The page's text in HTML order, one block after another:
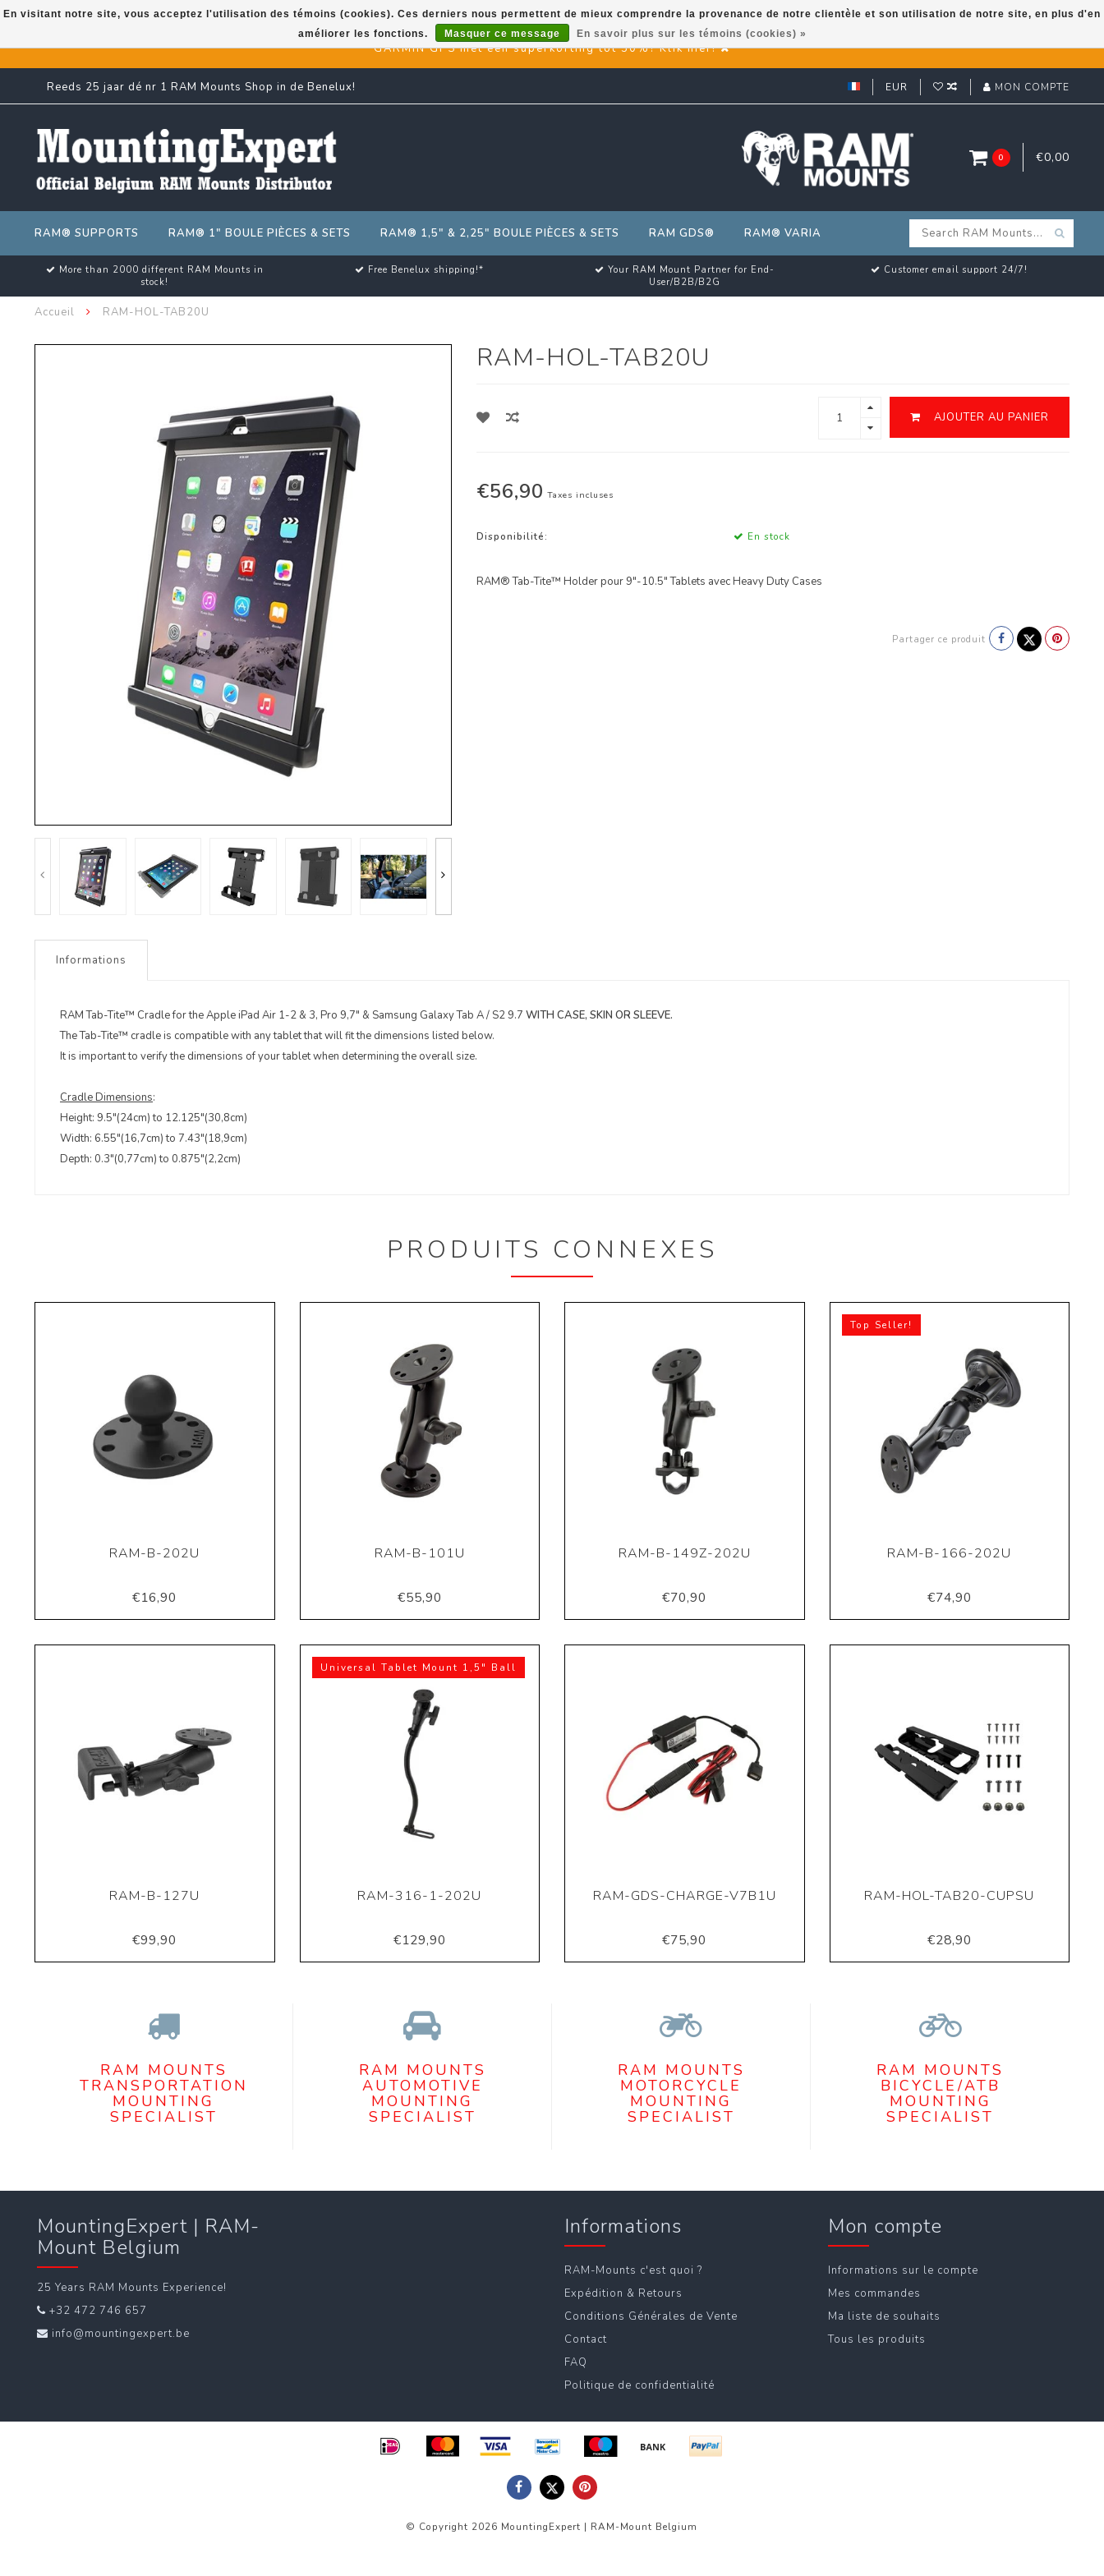
GARMIN GPS met een superkorting tot 50%? Klik hier!
Reeds 25 jaar dé nr 1 RAM Mounts Shop in de Benelux! EUR MON COMPTE
0 €0,00
RAM® SUPPORTS RAM® 1" BOULE PIÈCES & SETS RAM® 1,5" & 2,25" BOULE PIÈCES & SETS RAM GDS® RAM® VARIA
More than 2000 different RAM Mounts in
stock!
Free Benelux shipping!*
Your RAM Mount Partner for End-
User/B2B/B2G
Customer email support 24/7!
Accueil RAM-HOL-TAB20U
RAM-HOL-TAB20U
AJOUTER AU PANIER
€56,90 Taxes incluses
Disponibilité: En stock
RAM® Tab-Tite™ Holder pour 9"-10.5" Tablets avec Heavy Duty Cases
Partager ce produit
Informations
RAM Tab-Tite™ Cradle for the Apple iPad Air 1-2 & 3, Pro 9,7" & Samsung Galaxy Tab A / S2 9.7 WITH CASE, SKIN OR SLEEVE.
The Tab-Tite™ cradle is compatible with any tablet that will fit the dimensions listed below.
It is important to verify the dimensions of your tablet when determining the overall size.
Cradle Dimensions:
Height: 9.5"(24cm) to 12.125"(30,8cm)
Width: 6.55"(16,7cm) to 7.43"(18,9cm)
Depth: 0.3"(0,77cm) to 0.875"(2,2cm)
PRODUITS CONNEXES
RAM-B-202U
€16,90
RAM-B-101U
€55,90
RAM-B-149Z-202U
€70,90
Top Seller!
RAM-B-166-202U
€74,90
RAM-B-127U
€99,90
Universal Tablet Mount 1,5" Ball
RAM-316-1-202U
€129,90
RAM-GDS-CHARGE-V7B1U
€75,90
RAM-HOL-TAB20-CUPSU
€28,90
En visitant notre site, vous acceptez l'utilisation des témoins (cookies). Ces derniers nous permettent de mieux comprendre la provenance de notre clientèle et son utilisation de notre site, en plus d'en
améliorer les fonctions.
Masquer ce message En savoir plus sur les témoins (cookies) »
RAM MOUNTS
TRANSPORTATION
MOUNTING
SPECIALIST
RAM MOUNTS
AUTOMOTIVE
MOUNTING
SPECIALIST
RAM MOUNTS
MOTORCYCLE
MOUNTING
SPECIALIST
RAM MOUNTS
BICYCLE/ATB
MOUNTING
SPECIALIST
MountingExpert | RAM-
Mount Belgium
25 Years RAM Mounts Experience!
+32 472 746 657
info@mountingexpert.be
Informations
RAM-Mounts c'est quoi ?
Expédition & Retours
Conditions Générales de Vente
Contact
FAQ
Politique de confidentialité
Mon compte
Informations sur le compte
Mes commandes
Ma liste de souhaits
Tous les produits
© Copyright 2026 MountingExpert | RAM-Mount Belgium